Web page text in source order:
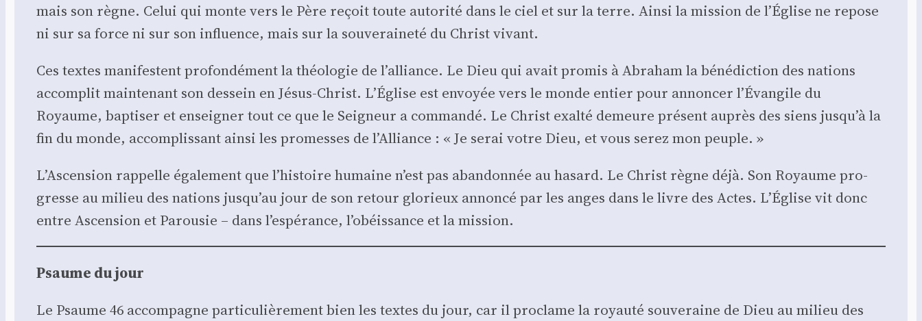
mais son règne. Celui qui monte vers le Père reçoit toute auto­ri­té dans le ciel et sur la terre. Ain­si la mis­sion de l’Église ne repose
ni sur sa force ni sur son influence, mais sur la sou­ve­rai­ne­té du Christ vivant.
Ces textes mani­festent pro­fon­dé­ment la théo­lo­gie de l’alliance. Le Dieu qui avait pro­mis à Abra­ham la béné­dic­tion des nations
accom­plit main­te­nant son des­sein en Jésus-Christ. L’Église est envoyée vers le monde entier pour annon­cer l’Évangile du
Royaume, bap­ti­ser et ensei­gner tout ce que le Sei­gneur a com­man­dé. Le Christ exal­té demeure pré­sent auprès des siens jusqu’à la
fin du monde, accom­plis­sant ain­si les pro­messes de l’Alliance : « Je serai votre Dieu, et vous serez mon peuple. »
L’Ascension rap­pelle éga­le­ment que l’histoire humaine n’est pas aban­don­née au hasard. Le Christ règne déjà. Son Royaume pro­
gresse au milieu des nations jusqu’au jour de son retour glo­rieux annon­cé par les anges dans le livre des Actes. L’Église vit donc
entre Ascen­sion et Parou­sie – dans l’espérance, l’obéissance et la mis­sion.
Psaume du jour
Le Psaume 46 accom­pagne par­ti­cu­liè­re­ment bien les textes du jour, car il pro­clame la royau­té sou­ve­raine de Dieu au milieu des